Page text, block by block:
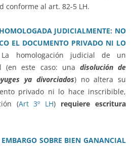
conforme al art. 82-5 LH.
JUDICIALMENTE: NO
EL DOCUMENTO PRIVADO NI LO
La homologación judicial de un
(en este caso: una disolución de
ya divorciados) no altera su
privado ni lo hace inscribible,
(Art 3º LH) requiere escritura
SOBRE BIEN GANANCIAL